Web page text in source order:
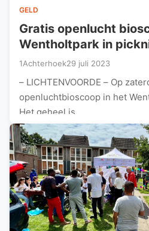
GELD
Gratis openlucht
Wentholtpark in
1Achterhoek29 juli 2023
– LICHTENVOORDE – Op
openluchtbioscoop in het
Het geheel is…